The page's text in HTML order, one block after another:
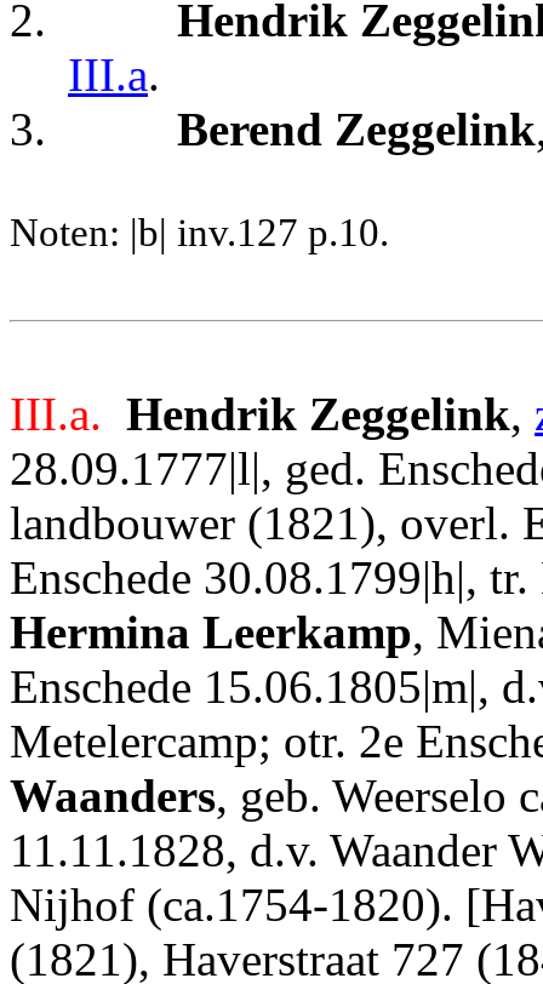
2.
Hendrik
III.a.
3.
Berend Zeggelink
Noten: |b| inv.127 p.10.
III.a. Hendrik Zeggelink,
28.09.1777|l|, ged.
landbouwer (1821), overl.
Enschede 30.08.1799|h|,
Hermina Leerkamp,
Enschede 15.06.1805|m|,
Metelercamp; otr. 2e
Waanders, geb. Weerselo
11.11.1828, d.v. Waander
Nijhof (ca.1754-1820).
(1821), Haverstraat 727